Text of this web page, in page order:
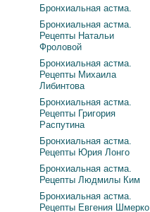
Бронхиальная астма.
Бронхиальная астма.
Рецепты Натальи
Фроловой
Бронхиальная астма.
Рецепты Михаила
Либинтова
Бронхиальная астма.
Рецепты Григория
Распутина
Бронхиальная астма.
Рецепты Юрия Лонго
Бронхиальная астма.
Рецепты Людмилы Ким
Бронхиальная астма.
Рецепты Евгения Шмерко